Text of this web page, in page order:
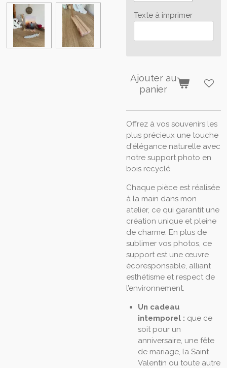
Texte à imprimer
Ajouter au
panier
Offrez à vos souvenirs les
plus précieux une touche
d'élégance naturelle avec
notre support photo en
bois recyclé.
Chaque pièce est réalisée
à la main dans mon
atelier, ce qui garantit une
création unique et pleine
de charme. En plus de
sublimer vos photos, ce
support est une œuvre
écoresponsable, alliant
esthétisme et respect de
l’environnement.
Un cadeau
intemporel : que ce
soit pour un
anniversaire, une fête
de mariage, la Saint
Valentin ou toute autre